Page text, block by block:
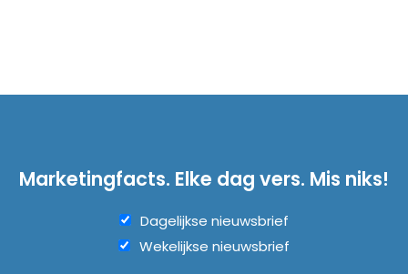
Marketingfacts. Elke dag vers. Mis niks!
Dagelijkse nieuwsbrief
Wekelijkse nieuwsbrief